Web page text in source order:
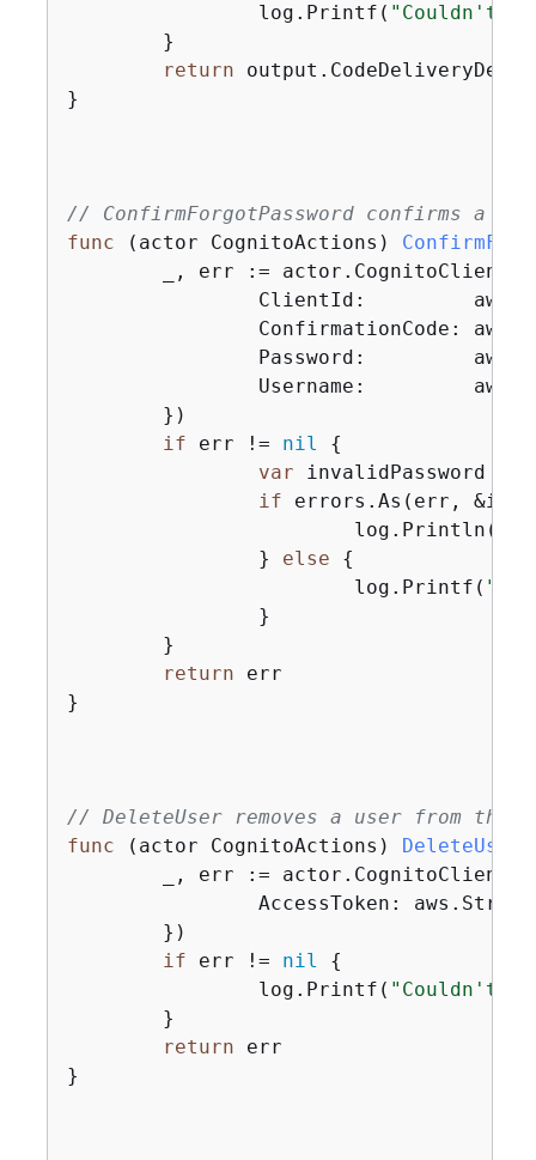
		log.Printf(
"Couldn't
return
}
// ConfirmForgotPassword confirms a
func
(actor CognitoActions)
_, err :=
if err != nil
{
var invalidPassword
if errors.As(err,
		}
else
{
			log.Printf(
return err
}
// DeleteUser removes a user from the
func
(actor CognitoActions) DeleteUser
_, err :=
if err != nil
{
		log.Printf(
"Couldn't
return err
}